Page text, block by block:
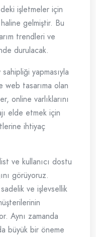
işletmeler için
gelmiştir. Bu
trendleri ve
durulacak.
yapmasıyla
web tasarıma olan
online varlıklarını
elde etmek için
ihtiyaç
ve kullanıcı dostu
görüyoruz.
ve işlevsellik
Aynı zamanda
büyük bir öneme